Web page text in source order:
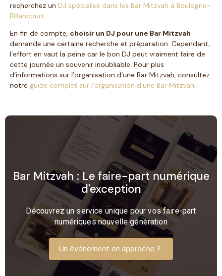
recherchez un DJ spécialisé dans les Bar Mitzvah à Boulogne-
Billancourt.
En fin de compte, choisir un DJ pour une Bar Mitzvah
demande une certaine recherche et préparation. Cependant,
l’effort en vaut la peine car le bon DJ peut vraiment faire de
cette journée un souvenir inoubliable. Pour plus
d’informations sur l’organisation d’une Bar Mitzvah, consultez
notre guide complet sur l’organisation d’une Bar Mitzvah.
Bar Mitzvah : Le faire-part numérique
d'exception​
Découvrez un service unique pour vos faire-part
numériques nouvelle génération
Un évènement en approche ?